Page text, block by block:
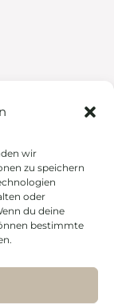
wir
zu speichern
oder
du deine
bestimmte
die Hypnose­
für medizinische
Während der
und es findet keine
basierende